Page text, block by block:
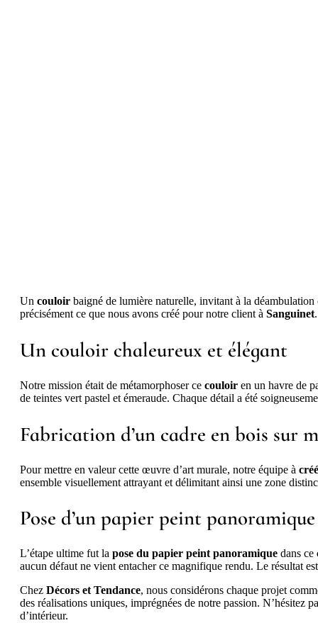
Un couloir baigné de lumière naturelle, invitant à la
précisément ce que nous avons créé pour notre client à Sanguinet
Un couloir chaleureux et élégant
Notre mission était de métamorphoser ce couloir en un havre de
de teintes vert pastel et émeraude. Chaque détail a été
Fabrication d’un cadre en bois sur
Pour mettre en valeur cette œuvre d’art murale, notre équipe à
ensemble visuellement attrayant et délimitant ainsi une zone
Pose d’un papier peint
L’étape ultime fut la pose du papier peint panoramique dans ce
aucun défaut ne vient entacher ce magnifique rendu. Le résultat
Chez Décors et Tendance, nous considérons chaque projet
des réalisations uniques, imprégnées de notre passion. N’hésitez
d’intérieur.